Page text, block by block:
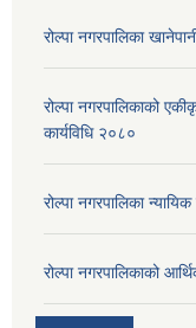
रोल्पा नगरपालिका
रोल्पा नगरपालिकाको
कार्यविधि २०८०
रोल्पा नगरपालिका
रोल्पा नगरपालिकाको